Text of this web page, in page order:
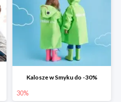
Kalosze w Smyku do -30%
30%